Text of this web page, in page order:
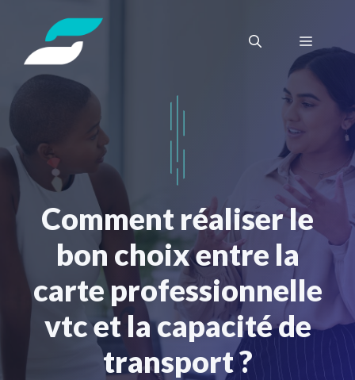
contenu
Menu
Comment réaliser le
bon choix entre la
carte professionnelle
vtc et la capacité de
transport ?